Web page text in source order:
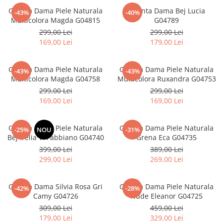
-43%
Geanta Dama Piele Naturala
Multicolora Magda G04815
299,00 Lei
169,00 Lei
-40%
Geanta Dama Bej Lucia
G04789
299,00 Lei
179,00 Lei
-43%
Geanta Dama Piele Naturala
Multicolora Magda G04758
299,00 Lei
169,00 Lei
-43%
Geanta Dama Piele Naturala
Multicolora Ruxandra G04753
299,00 Lei
169,00 Lei
-25% NOU
Geanta Dama Piele Naturala
Bej Irelia V. Fabbiano G04740
399,00 Lei
299,00 Lei
-31%
Geanta Dama Piele Naturala
Grena Eca G04735
389,00 Lei
269,00 Lei
-42%
Geanta Dama Silvia Rosa Gri
Camy G04726
309,00 Lei
179,00 Lei
-28%
Geanta Dama Piele Naturala
Nude Eleanor G04725
459,00 Lei
329,00 Lei